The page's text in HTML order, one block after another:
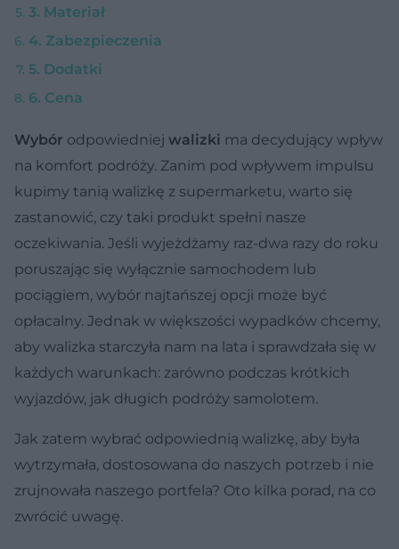
3. Materiał
4. Zabezpieczenia
5. Dodatki
6. Cena
Wybór odpowiedniej walizki ma decydujący wpływ
na komfort podróży. Zanim pod wpływem impulsu
kupimy tanią walizkę z supermarketu, warto się
zastanowić, czy taki produkt spełni nasze
oczekiwania. Jeśli wyjeżdżamy raz-dwa razy do roku
poruszając się wyłącznie samochodem lub
pociągiem, wybór najtańszej opcji może być
opłacalny. Jednak w większości wypadków chcemy,
aby walizka starczyła nam na lata i sprawdzała się w
każdych warunkach: zarówno podczas krótkich
wyjazdów, jak długich podróży samolotem.
Jak zatem wybrać odpowiednią walizkę, aby była
wytrzymała, dostosowana do naszych potrzeb i nie
zrujnowała naszego portfela? Oto kilka porad, na co
zwrócić uwagę.